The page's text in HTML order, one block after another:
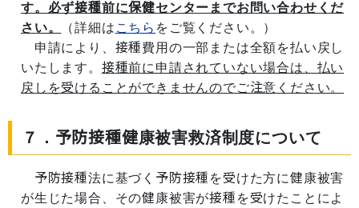
す。必ず接種前に保健センターまでお問い合わせくだ
さい。
（詳細はこちら をご覧ください。）
申請により、接種費用の一部または全額を払い戻し
いたします。 接種前に申請されていない場合は、払い
戻しを受けることができませんのでご注意ください。
７．予防接種健康被害救済制度について
予防接種法に基づく予防接種を受けた方に健康被害
が生じた場合、その健康被害が接種を受けたことによ